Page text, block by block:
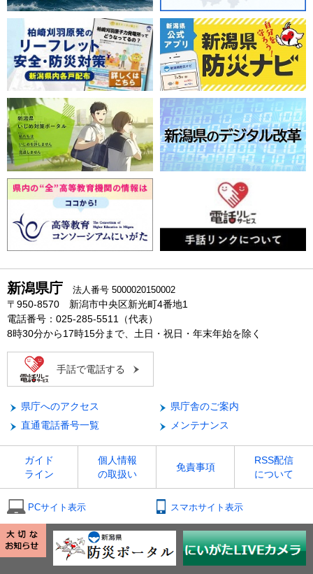
新潟県庁 法人番号 5000020150002
〒950-8570 新潟市中央区新光町4番地1
電話番号：025-285-5511（代表）
8時30分から17時15分まで、土日・祝日・年末年始を除く
手話で電話する
県庁へのアクセス
県庁舎のご案内
直通電話番号一覧
メンテナンス
ガイド
ライン
個人情報
の取扱い
免責事項
RSS配信
について
PCサイト表示 スマホサイト表示